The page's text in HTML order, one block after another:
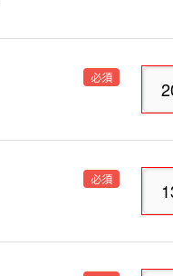
必須
必須